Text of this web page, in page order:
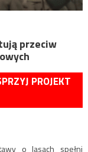
przeciw
PROJEKT
o lasach spełni